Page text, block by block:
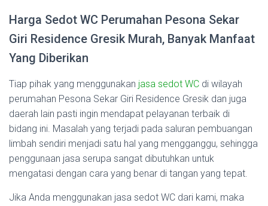
Harga Sedot WC Perumahan Pesona Sekar
Giri Residence Gresik Murah, Banyak Manfaat
Yang Diberikan
Tiap pihak yang menggunakan jasa sedot WC di wilayah
perumahan Pesona Sekar Giri Residence Gresik dan juga
daerah lain pasti ingin mendapat pelayanan terbaik di
bidang ini. Masalah yang terjadi pada saluran pembuangan
limbah sendiri menjadi satu hal yang mengganggu, sehingga
penggunaan jasa serupa sangat dibutuhkan untuk
mengatasi dengan cara yang benar di tangan yang tepat.
Jika Anda menggunakan jasa sedot WC dari kami, maka